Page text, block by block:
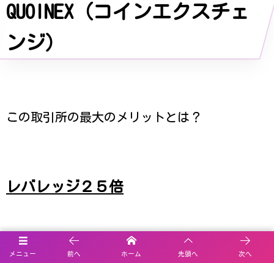
QUOINEX（コインエクスチェ
ンジ）
この取引所の最大のメリットとは？
レバレッジ２５倍
FXと同様にレバレッジを効かせた取引が可能！
メニュー 前へ ホーム 先頭へ 次へ